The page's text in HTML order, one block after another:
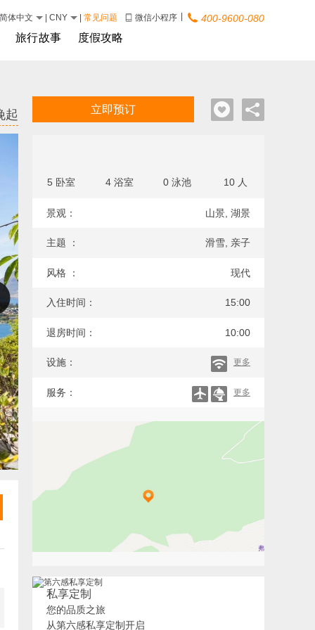
旅行故事 度假攻略
简体中文 | CNY | 常见问题 400-9600-080
微信小程序
起 立即预订
5 卧室 4 浴室 0 泳池 10 人
山景, 湖景
景观：
滑雪, 亲子
主题 ：
现代
风格 ：
15:00
入住时间：
10:00
退房时间：
更多
设施：
更多
服务：
私享定制
您的品质之旅
从第六感私享定制开启